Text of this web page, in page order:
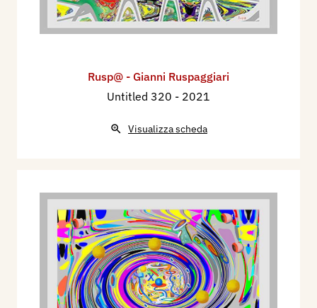
Rusp@ - Gianni Ruspaggiari
Untitled 320 - 2021
Visualizza scheda